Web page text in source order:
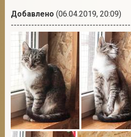
Добавлено (06.04.2019, 20:09)